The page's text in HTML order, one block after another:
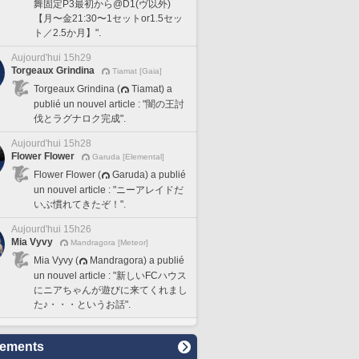
舞固定P3最初から@D1(ヴ以外)
【月〜金21:30〜1セットor1.5セッ
ト／2.5か月】".
Aujourd'hui 15h29
Torgeaux Grindina
Tiamat [Gaia]
Torgeaux Grindina (
Tiamat) a
publié un nouvel article : "闇の王討
伐とラグナロク完成".
Aujourd'hui 15h28
Flower Flower
Garuda [Elemental]
Flower Flower (
Garuda) a publié
un nouvel article : "ニーアレイドだ
いぶ慣れてきたぞ！".
Aujourd'hui 15h26
Mia Vyvy
Mandragora [Meteor]
Mia Vyvy (
Mandragora) a publié
un nouvel article : "新しいFCハウス
にニアちゃんが遊びに来てくれまし
た♪・・・というお話".